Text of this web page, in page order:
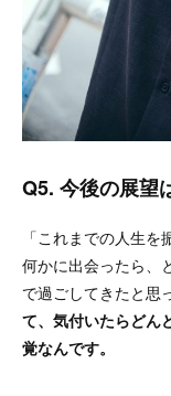
Q5. 今後の展望
「これまでの人生
何かに出会ったら、
で過ごしてきたと思
て、気付いたらどん
覚なんです。